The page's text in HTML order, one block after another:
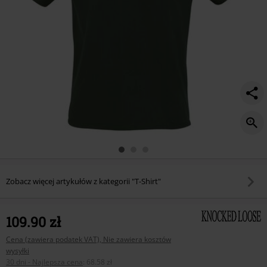
Zobacz więcej artykułów z kategorii "T-Shirt"
109.90 zł
Cena (zawiera podatek VAT), Nie zawiera kosztów
wysyłki
30 dni - Najlepsza cena
68.58 zł